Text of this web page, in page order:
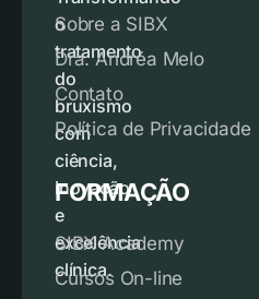
o
tratamento
do
bruxismo
com
ciência,
inovação
e
excelência
clínica.
Sobre a SIBX
Dra. Andréa Melo
Contato
Política de Privacidade
FORMAÇÃO
SIBX Academy
Cursos On-line